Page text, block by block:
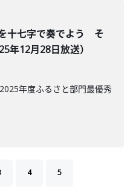
十七字で奏でよう そ
年12月28日放送）
年度ふるさと部門最優秀
4 5